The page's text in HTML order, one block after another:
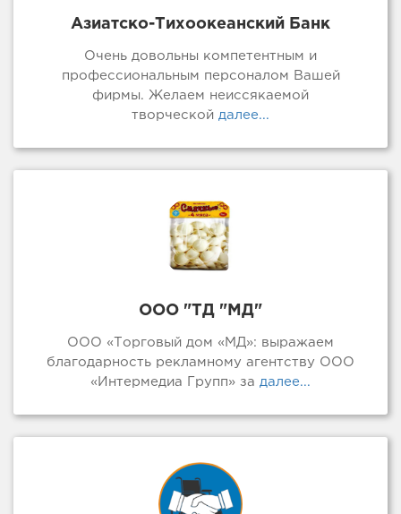
Азиатско-Тихоокеанский Банк
Очень довольны компетентным и
профессиональным персоналом Вашей
фирмы. Желаем неиссякаемой
творческой далее...
ООО "ТД "МД"
ООО «Торговый дом «МД»: выражаем
благодарность рекламному агентству ООО
«Интермедиа Групп» за далее...